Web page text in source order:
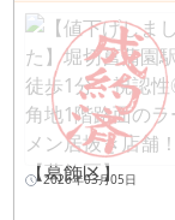
2026年03月05日